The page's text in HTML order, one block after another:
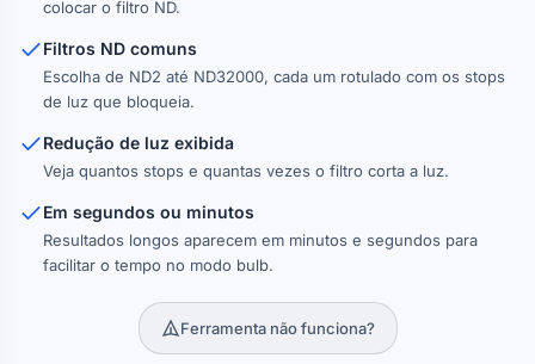
colocar o filtro ND.
Filtros ND comuns
Escolha de ND2 até ND32000, cada um rotulado com os stops
de luz que bloqueia.
Redução de luz exibida
Veja quantos stops e quantas vezes o filtro corta a luz.
Em segundos ou minutos
Resultados longos aparecem em minutos e segundos para
facilitar o tempo no modo bulb.
Ferramenta não funciona?